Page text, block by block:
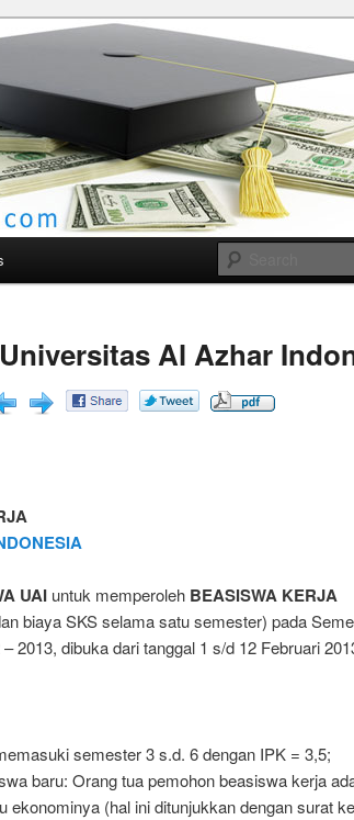
Al Azhar
UAI untuk memperoleh BEASISWA KERJA
biaya SKS selama satu semester) pada
2013, dibuka dari tanggal 1 s/d 12 Februari
semester 3 s.d. 6 dengan IPK = 3,5;
baru: Orang tua pemohon beasiswa kerja
ekonominya (hal ini ditunjukkan dengan surat